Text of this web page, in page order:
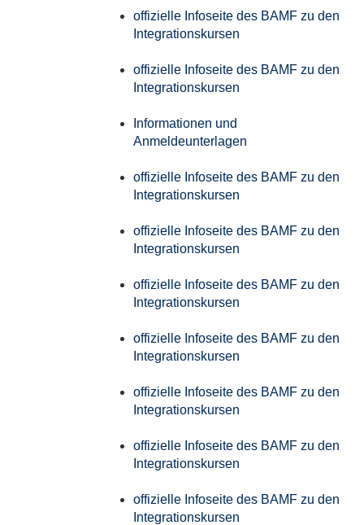
offizielle Infoseite des BAMF zu den
Integrationskursen
offizielle Infoseite des BAMF zu den
Integrationskursen
Informationen und
Anmeldeunterlagen
offizielle Infoseite des BAMF zu den
Integrationskursen
offizielle Infoseite des BAMF zu den
Integrationskursen
offizielle Infoseite des BAMF zu den
Integrationskursen
offizielle Infoseite des BAMF zu den
Integrationskursen
offizielle Infoseite des BAMF zu den
Integrationskursen
offizielle Infoseite des BAMF zu den
Integrationskursen
offizielle Infoseite des BAMF zu den
Integrationskursen